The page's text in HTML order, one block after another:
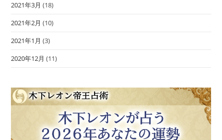
2021年3月 (18)
2021年2月 (10)
2021年1月 (3)
2020年12月 (11)